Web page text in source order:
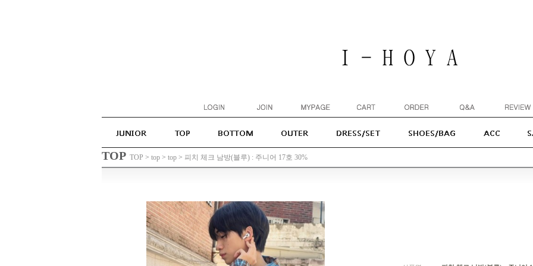
TOP TOP > top > top > 피치 체크 남방(블루) : 주니어 17호 30%